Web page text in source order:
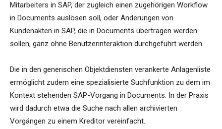
Mitarbeiters in SAP, der zugleich einen zugehörigen Workflow
in Documents auslösen soll, oder Änderungen von
Kundenakten in SAP, die in Documents übertragen werden
sollen, ganz ohne Benutzerinteraktion durchgeführt werden.
Die in den generischen Objektdiensten verankerte Anlagenliste
ermöglicht zudem eine spezialisierte Suchfunktion zu dem im
Kontext stehenden SAP-Vorgang in Documents. In der Praxis
wird dadurch etwa die Suche nach allen archivierten
Vorgängen zu einem Kreditor vereinfacht.